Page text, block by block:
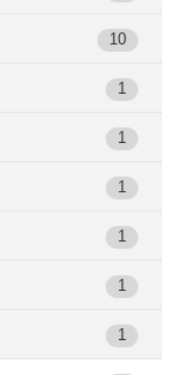
10
1
1
1
1
1
1